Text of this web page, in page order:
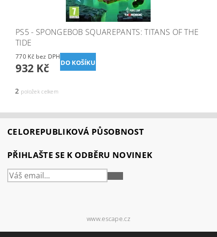
PS5 - SPONGEBOB SQUAREPANTS: TITANS OF THE
TIDE
770 Kč bez DPH
932 Kč
2 položek celkem
CELOREPUBLIKOVÁ PŮSOBNOST
PŘIHLAŠTE SE K ODBĚRU NOVINEK
PŘIHLÁSIT
www.escape.cz